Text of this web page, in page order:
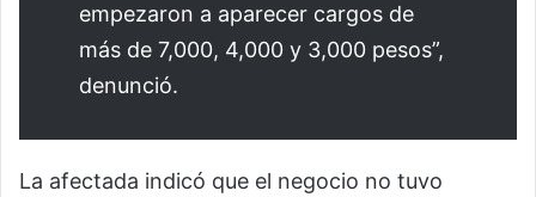
empezaron a aparecer cargos de
más de 7,000, 4,000 y 3,000 pesos”,
denunció.
La afectada indicó que el negocio no tuvo